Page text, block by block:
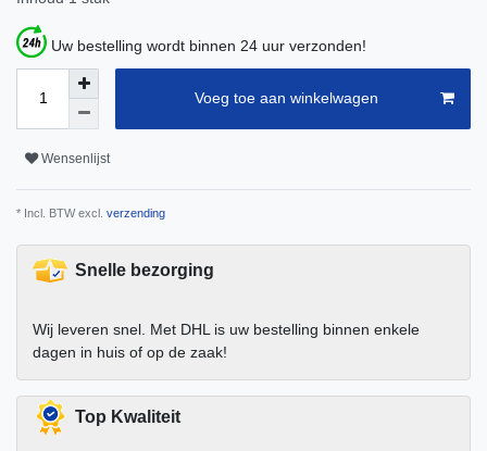
Uw bestelling wordt binnen 24 uur verzonden!
Voeg toe aan winkelwagen
Wensenlijst
* Incl. BTW excl. verzending
Snelle bezorging
Wij leveren snel. Met DHL is uw bestelling binnen enkele
dagen in huis of op de zaak!
Top Kwaliteit